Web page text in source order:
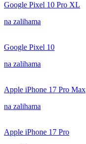
Google Pixel 10 Pro XL
na zalihama
Google Pixel 10
na zalihama
Apple iPhone 17 Pro Max
na zalihama
Apple iPhone 17 Pro